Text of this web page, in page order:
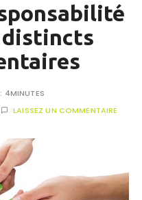
distincts
4MINUTES
LAISSEZ UN COMMENTAIRE